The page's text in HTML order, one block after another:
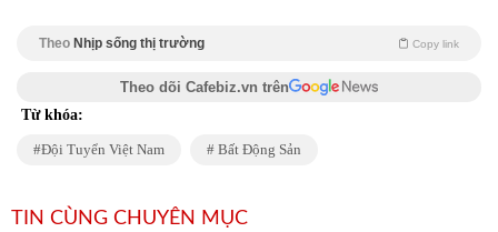
Theo Nhịp sống thị trường Copy link
Theo dõi Cafebiz.vn trên
Từ khóa:
Đội Tuyển Việt Nam Bất Động Sản
TIN CÙNG CHUYÊN MỤC